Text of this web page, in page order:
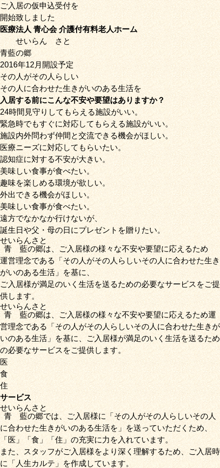
ご入居の仮申込受付を
開始致しました
医療法人 青心会 介護付有料老人ホーム
せいらんさと
青藍の郷
2016年12月開設予定
その人がその人らしい
その人に合わせた生きがいのある生活を
入居する前にこんな不安や要望はありますか？
24時間見守りしてもらえる施設がいい。
緊急時でもすぐに対応してもらえる施設がいい。
施設内外問わず仲間と交流できる機会がほしい。
医療ニーズに対応してもらいたい。
認知症に対する不安が大きい。
美味しい食事が食べたい。
趣味を楽しめる環境が欲しい。
外出できる機会がほしい。
美味しい食事が食べたい。
遠方でなかなか行けないが、
誕生日や父・母の日にプレゼントを贈りたい。
青藍
せいらん
の郷
さと
は、ご入居様の様々な不安や要望に応えるため
運営理念である「その人がその人らしいその人に合わせた生き
がいのある生活」を基に、
ご入居様が満足のいく生活を送るための必要なサービスをご提
供します。
青藍
せいらん
の郷
さと
は、ご入居様の様々な不安や要望に応えるため運
営理念である「その人がその人らしいその人に合わせた生きが
いのある生活」を基に、ご入居様が満足のいく生活を送るため
の必要なサービスをご提供します。
医
食
住
サービス
青藍
せいらん
の郷
さと
では、ご入居様に「その人がその人らしいその人
に合わせた生きがいのある生活を」を送っていただくため、
「医」 「食」「住」の充実に力を入れています。
また、スタッフがご入居様をより深く理解するため、ご入居時
に「人生カルテ」を作成しています。